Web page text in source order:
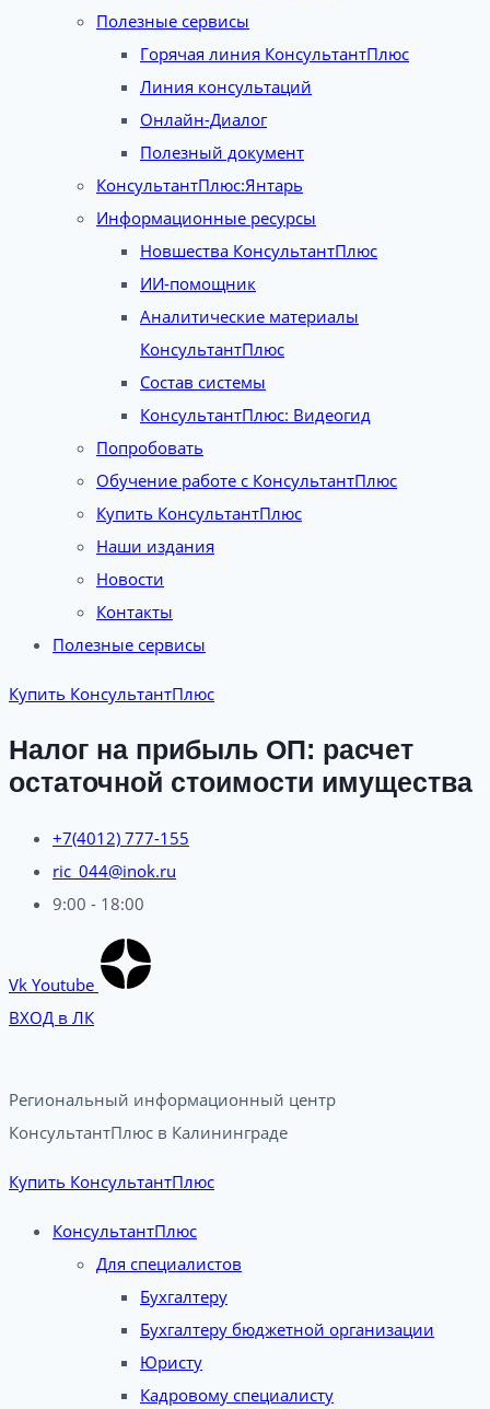
Полезные сервисы
Горячая линия КонсультантПлюс
Линия консультаций
Онлайн-Диалог
Полезный документ
КонсультантПлюс:Янтарь
Информационные ресурсы
Новшества КонсультантПлюс
ИИ-помощник
Аналитические материалы
КонсультантПлюс
Состав системы
КонсультантПлюс: Видеогид
Попробовать
Обучение работе с КонсультантПлюс
Купить КонсультантПлюс
Наши издания
Новости
Контакты
Полезные сервисы
Купить КонсультантПлюс
Налог на прибыль ОП: расчет
остаточной стоимости имущества
+7(4012) 777-155
ric_044@inok.ru
9:00 - 18:00
Vk Youtube
ВХОД в ЛК
Региональный информационный центр
КонсультантПлюс в Калининграде​
Купить КонсультантПлюс
КонсультантПлюс
Для специалистов
Бухгалтеру
Бухгалтеру бюджетной организации
Юристу
Кадровому специалисту